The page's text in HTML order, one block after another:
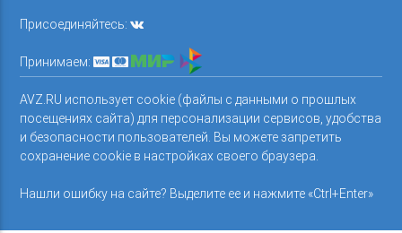
Присоединяйтесь:
Принимаем:
AVZ.RU использует cookie (файлы с данными о прошлых
посещениях сайта) для персонализации сервисов, удобства
и безопасности пользователей. Вы можете запретить
сохранение cookie в настройках своего браузера.
Нашли ошибку на сайте? Выделите ее и нажмите «Ctrl+Enter»